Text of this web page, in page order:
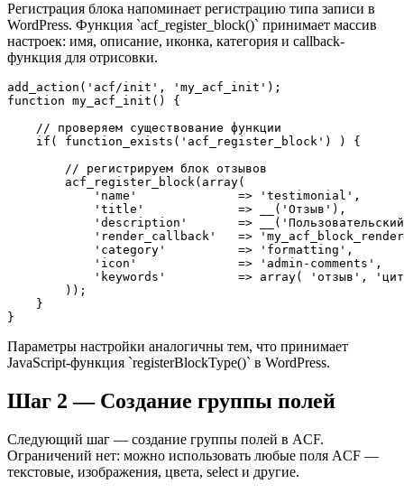
Регистрация блока напоминает регистрацию типа записи в
WordPress. Функция `acf_register_block()` принимает массив
настроек: имя, описание, иконка, категория и callback-
функция для отрисовки.
add_action('acf/init', 'my_acf_init');
function my_acf_init() {
    // проверяем существование функции
    if( function_exists('acf_register_block') ) {
        // регистрируем блок отзывов
        acf_register_block(array(
            'name'              => 'testimonial',
            'title'             => __('Отзыв'),
'description'       =>
'render_callback'   =>
            'category'          => 'formatting',
            'icon'              => 'admin-comments',
'keywords'          => array( 'отзыв',
        ));
    }
Параметры настройки аналогичны тем, что принимает
JavaScript-функция `registerBlockType()` в WordPress.
Шаг 2 — Создание группы полей
Следующий шаг — создание группы полей в ACF.
Ограничений нет: можно использовать любые поля ACF —
текстовые, изображения, цвета, select и другие.